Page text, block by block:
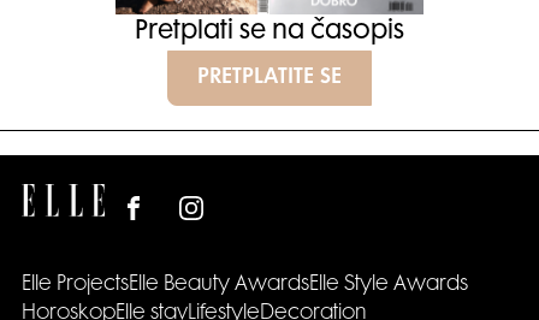
Pretplati se na časopis
PRETPLATITE SE
Elle ProjectsElle Beauty AwardsElle Style Awards
HoroskopElle stavLifestyleDecoration